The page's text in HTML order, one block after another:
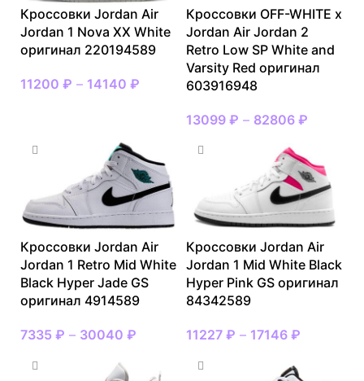
Кроссовки Jordan Air
Jordan 1 Nova XX White
оригинал 220194589
11200 ₽ – 14140 ₽
Кроссовки OFF-WHITE x
Jordan Air Jordan 2
Retro Low SP White and
Varsity Red оригинал
603916948
13099 ₽ – 82806 ₽
Кроссовки Jordan Air
Jordan 1 Retro Mid White
Black Hyper Jade GS
оригинал 4914589
7335 ₽ – 30040 ₽
Кроссовки Jordan Air
Jordan 1 Mid White Black
Hyper Pink GS оригинал
84342589
11227 ₽ – 17146 ₽